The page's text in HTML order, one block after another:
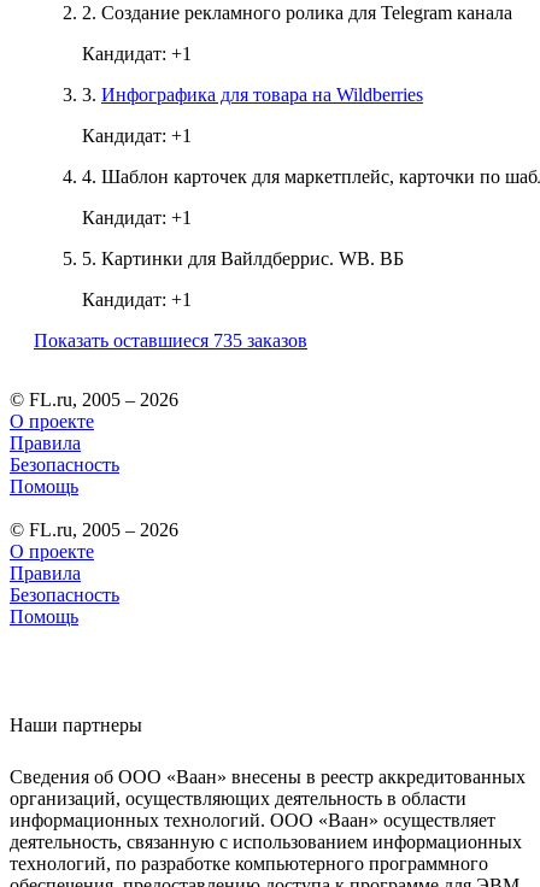
2. Создание рекламного ролика для Telegram канала
Кандидат: +1
3. Инфографика для товара на Wildberries
Кандидат: +1
4. Шаблон карточек для маркетплейс, карточки по
Кандидат: +1
5. Картинки для Вайлдберрис. WB. ВБ
Кандидат: +1
Показать оставшиеся 735 заказов
© FL.ru, 2005 – 2026
О проекте
Правила
Безопасность
Помощь
© FL.ru, 2005 – 2026
О проекте
Правила
Безопасность
Помощь
Наши партнеры
Сведения об ООО «Ваан» внесены в реестр аккредитованных
организаций, осуществляющих деятельность в области
информационных технологий. ООО «Ваан» осуществляет
деятельность, связанную с использованием информационных
технологий, по разработке компьютерного программного